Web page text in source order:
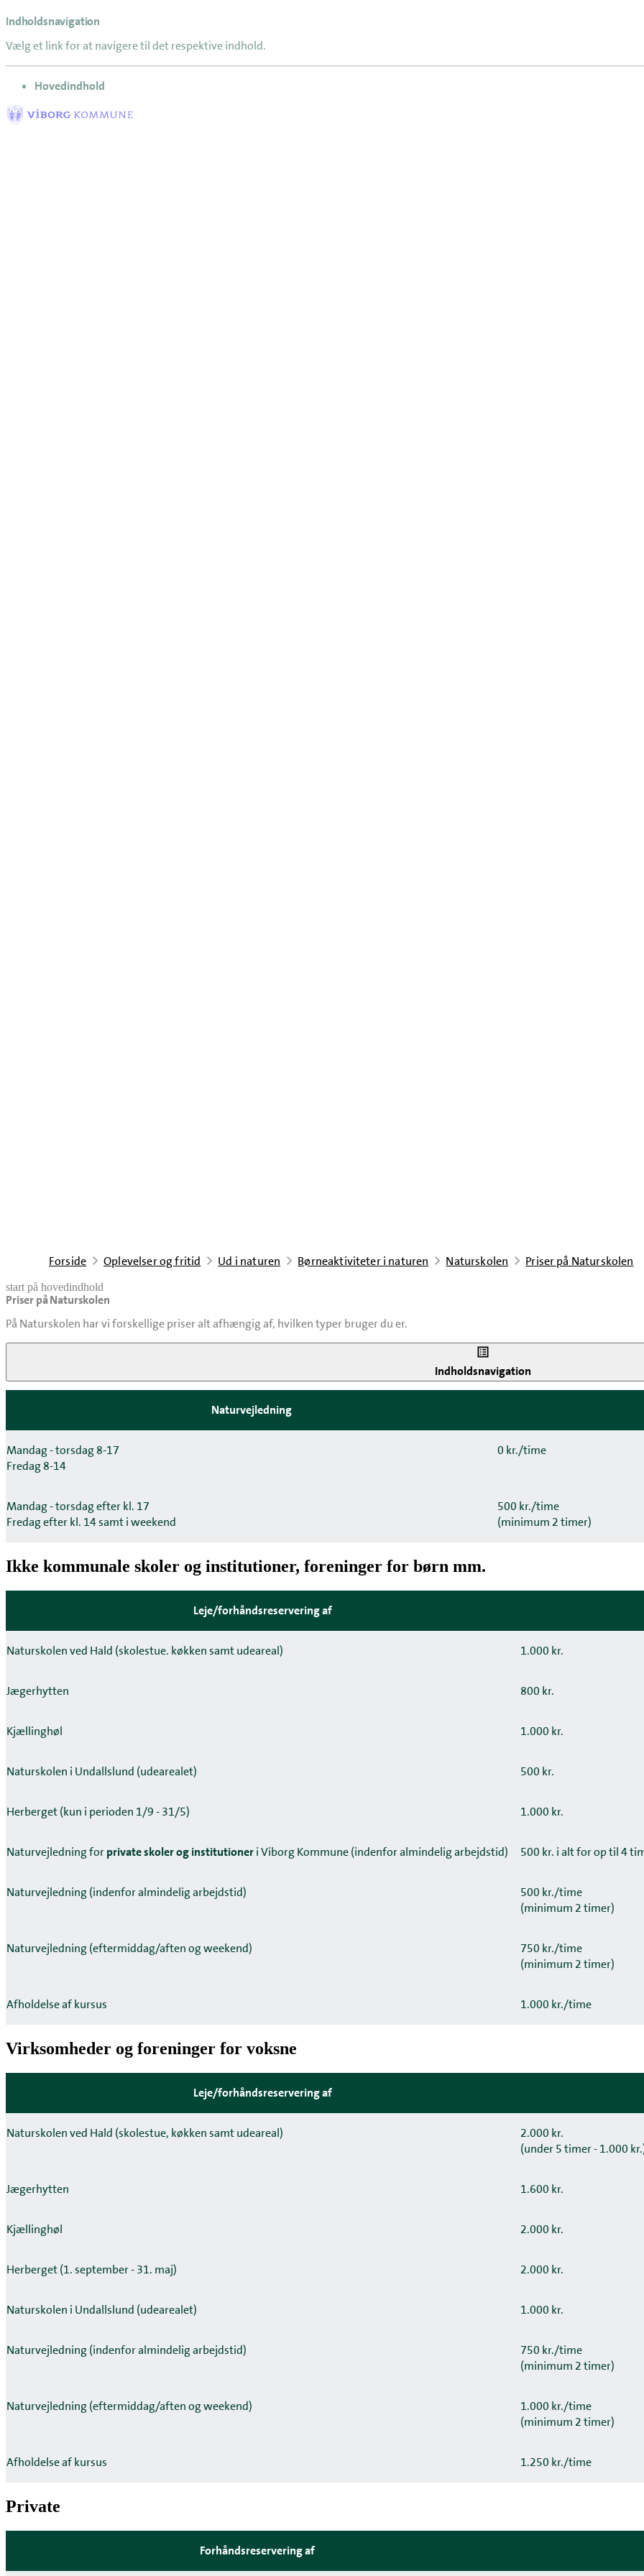
Indholdsnavigation
Vælg et link for at navigere til det respektive indhold.
gå til
Hovedindhold
Forside Oplevelser og fritid Ud i naturen Børneaktiviteter i naturen Naturskolen Priser på Naturskolen
start på hovedindhold
Priser på Naturskolen
På Naturskolen har vi forskellige priser alt afhængig af, hvilken typer bruger du er.
senest opdateret 6. august 2026
Indholdsnavigation
Naturvejledning
Mandag - torsdag 8-17
Fredag 8-14
0 kr./time
Mandag - torsdag efter kl. 17
Fredag efter kl. 14 samt i weekend
500 kr./time
(minimum 2 timer)
Ikke kommunale skoler og institutioner, foreninger for børn mm.
Leje/forhåndsreservering af
Naturskolen ved Hald (skolestue. køkken samt udeareal) 1.000 kr.
Jægerhytten 800 kr.
Kjællinghøl 1.000 kr.
Naturskolen i Undallslund (udearealet) 500 kr.
Herberget (kun i perioden 1/9 - 31/5) 1.000 kr.
Naturvejledning forprivate skoler og institutioneri Viborg Kommune (indenfor almindelig arbejdstid) 500 kr. i alt for op til 4
Naturvejledning (indenfor almindelig arbejdstid)
500 kr./time
(minimum 2 timer)
Naturvejledning (eftermiddag/aften og weekend)
750 kr./time
(minimum 2 timer)
Afholdelse af kursus 1.000 kr./time
Virksomheder og foreninger for voksne
Leje/forhåndsreservering af
Naturskolen ved Hald (skolestue, køkken samt udeareal)
2.000 kr.
(under 5 timer - 1.000
Jægerhytten 1.600 kr.
Kjællinghøl 2.000 kr.
Herberget (1. september - 31. maj) 2.000 kr.
Naturskolen i Undallslund (udearealet) 1.000 kr.
Naturvejledning (indenfor almindelig arbejdstid)
750 kr./time
(minimum 2 timer)
Naturvejledning (eftermiddag/aften og weekend)
1.000 kr./time
(minimum 2 timer)
Afholdelse af kursus 1.250 kr./time
Private
Forhåndsreservering af